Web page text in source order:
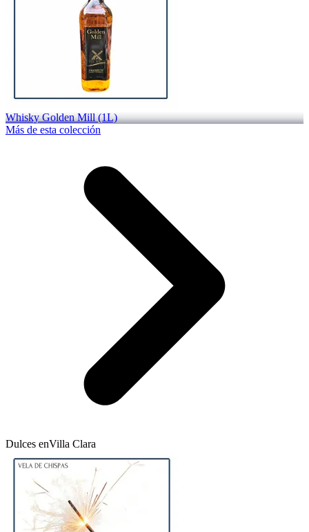
Whisky Golden Mill (1L)
Más de esta colección
Dulces enVilla Clara